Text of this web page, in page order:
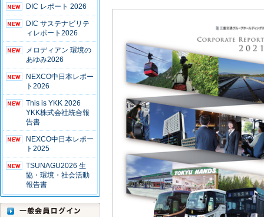
DIC レポート 2026
DIC サステナビリテ
ィレポート2026
メロディアン 環境の
あゆみ2026
NEXCO中日本レポー
ト2026
This is YKK 2026
YKK株式会社統合報
告書
NEXCO中日本レポー
ト2025
TSUNAGU2026 生
協・環境・社会活動
報告書